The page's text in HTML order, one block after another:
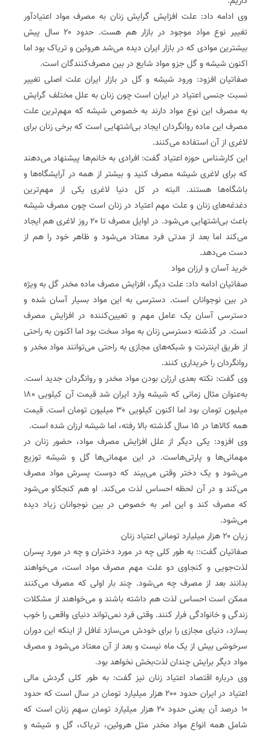
وی ادامه داد: علت افزایش گرایش زنان به مصرف مواد اعتیادآور
تغییر نوع مواد موجود در بازار هم هست. حدود ۲۰ سال پیش
بیشترین موادی که در بازار ایران دیده می‌شد هروئین و تریاک بود اما
اکنون شیشه و گل جزو مواد شایع در بین مصرف‌کنندگان است.
صفاتیان افزود: ورود شیشه و گل در بازار ایران علت اصلی تغییر
نسبت جنسی اعتیاد در ایران است چون زنان به علل مختلف گرایش
به مصرف این نوع مواد دارند به خصوص شیشه که مهم‌ترین علت
مصرف این ماده روانگردان ایجاد بی‌اشتهایی است که برخی زنان برای
لاغری از آن استفاده می‌کنند.
این کارشناس حوزه اعتیاد گفت: افرادی به خانم‌ها پیشنهاد می‌دهند
که برای لاغری شیشه مصرف کنید و بیشتر از همه در آرایشگاه‌ها و
باشگاه‌ها هستند. البته در کل دنیا لاغری یکی از مهم‌ترین
دغدغه‌های زنان و علت مهم اعتیاد در زنان است چون مصرف شیشه
باعث بی‌اشتهایی می‌شود. در اوایل مصرف تا ۲۰ روز لاغری هم ایجاد
می‌کند اما بعد از مدتی فرد معتاد می‌شود و ظاهر خود را هم از
دست می‌دهد.
خرید آسان و ارزان مواد
صفاتیان ادامه داد: علت دیگر، افزایش مصرف ماده مخدر گل به ویژه
در بین نوجوانان است. دسترسی به این مواد بسیار آسان شده و
دسترسی آسان یک عامل مهم و تعیین‌کننده در افزایش مصرف
است. در گذشته دسترسی زنان به مواد سخت بود اما اکنون به راحتی
از طریق اینترنت و شبکه‌های مجازی به راحتی می‌توانند مواد مخدر و
روانگردان را خریداری کنند.
وی گفت: نکته بعدی ارزان بودن مواد مخدر و روانگردان جدید است.
به‌عنوان مثال زمانی که شیشه وارد ایران شد قیمت آن کیلویی ۱۸۰
میلیون تومان بود اما اکنون کیلویی ۳۰ میلیون تومان است. قیمت
همه کالاها در ۱۵ سال گذشته بالا رفته، اما شیشه ارزان شده است.
وی افزود: یکی دیگر از علل افزایش مصرف مواد، حضور زنان در
مهمانی‌ها و پارتی‌هاست. در این مهمانی‌ها گل و شیشه توزیع
می‌شود و یک دختر وقتی می‌بیند که دوست پسرش مواد مصرف
می‌کند و در آن لحظه احساس لذت می‌کند. او هم کنجکاو می‌شود
که مصرف کند و این امر به خصوص در بین نوجوانان زیاد دیده
می‌شود.
زیان ۲۰ هزار میلیارد تومانی اعتیاد زنان
صفاتیان گفت:: به طور کلی چه در مورد دختران و چه در مورد پسران
لذت‌جویی و کنجاوی دو علت مهم مصرف مواد است، می‌خواهند
بدانند بعد از مصرف چه می‌شود. چند بار اولی که مصرف می‌کنند
ممکن است احساس لذت هم داشته باشند و می‌خواهند از مشکلات
زندگی و خانوادگی فرار کنند. وقتی فرد نمی‌تواند دنیای واقعی را خوب
بسازد، دنیای مجازی را برای خودش می‌سازد غافل از اینکه این دوران
سرخوشی بیش از یک ماه نیست و بعد از آن معتاد می‌شود و مصرف
مواد دیگر برایش چندان لذت‌بخش نخواهد بود.
وی درباره اقتصاد اعتیاد زنان نیز گفت: به طور کلی گردش مالی
اعتیاد در ایران حدود ۲۰۰ هزار میلیارد تومان در سال است که حدود
۱۰ درصد آن یعنی حدود ۲۰ هزار میلیارد تومان سهم زنان است که
شامل همه انواع مواد مخدر مثل هروئین، تریاک، گل و شیشه و